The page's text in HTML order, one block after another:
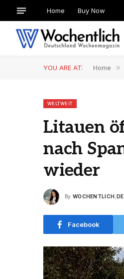
Home Buy Now
YOU ARE AT: Home »
WELTWEIT
Litauen
nach
wieder
By WOCHENTLICH.DE
Facebook